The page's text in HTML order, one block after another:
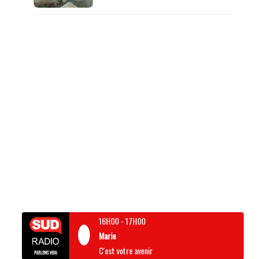
16H00-17H00
Marie
C'est votre avenir